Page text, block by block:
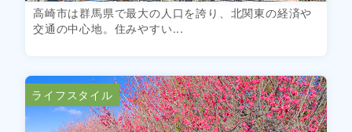
高崎市は群馬県で最大の人口を誇り、北関東の経済や
交通の中心地。住みやすい...
ライフスタイル